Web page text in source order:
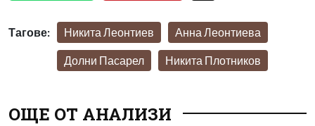
Тагове: Никита Леонтиев Анна Леонтиева
Долни Пасарел Никита Плотников
ОЩЕ ОТ АНАЛИЗИ